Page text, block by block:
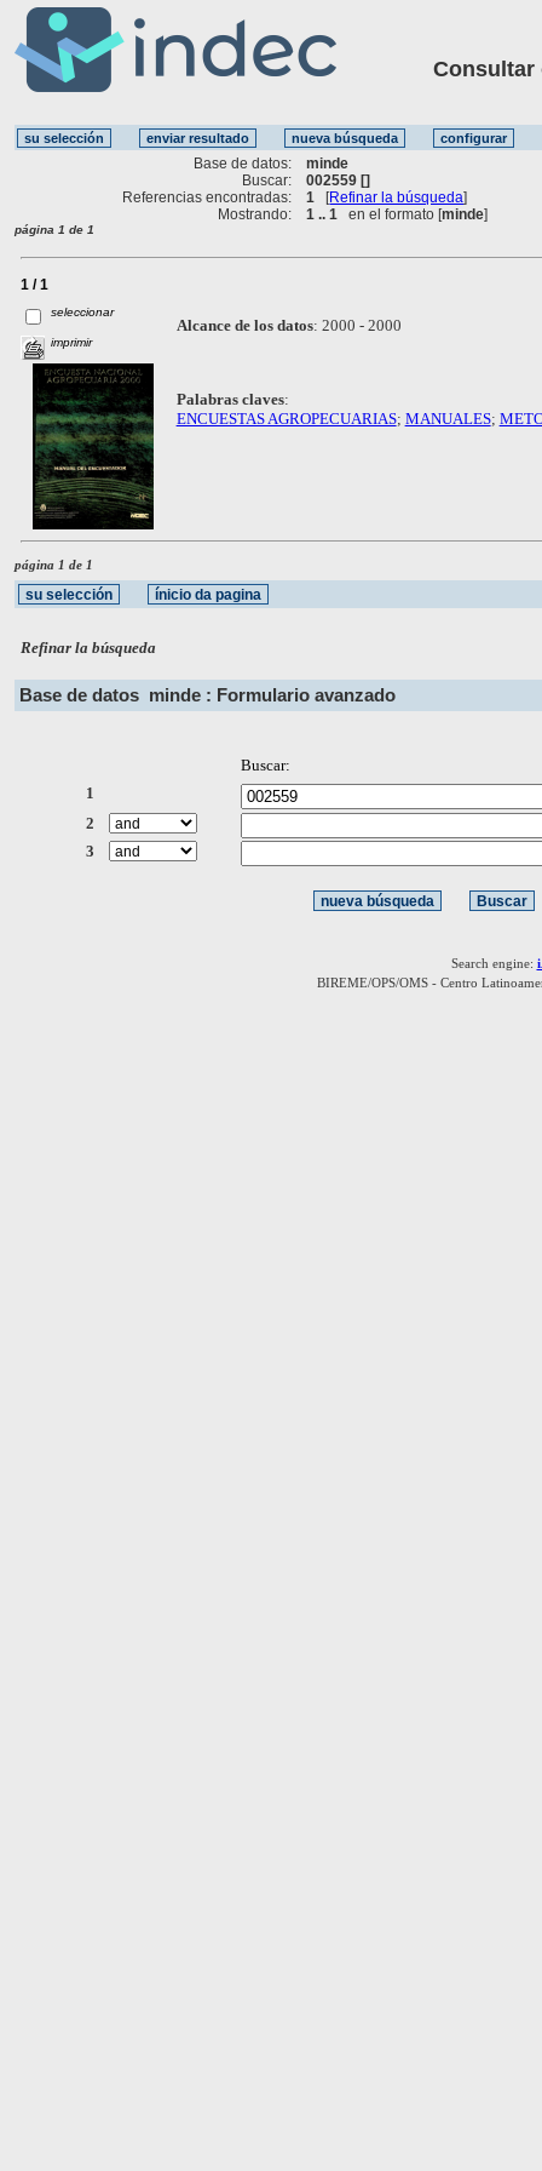
Consultar
Base de datos:
minde
Buscar:
002559 []
Referencias encontradas:
1 [Refinar la búsqueda]
Mostrando:
1 .. 1 en el formato [minde]
página 1 de 1
1 / 1
seleccionar
imprimir
Alcance de los datos: 2000 - 2000
Palabras claves:
ENCUESTAS AGROPECUARIAS; MANUALES;
página 1 de 1
Refinar la búsqueda
Base de datos minde : Formulario avanzado
Buscar:
1
2
3
Search engine:
BIREME/OPS/OMS - Centro